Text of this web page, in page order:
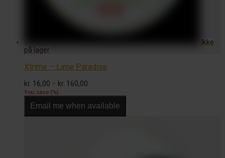
Xtrime – Lime Paradise
kr. 16,00 – kr. 160,00
kr. 160,00
You save (%)
Email me when available